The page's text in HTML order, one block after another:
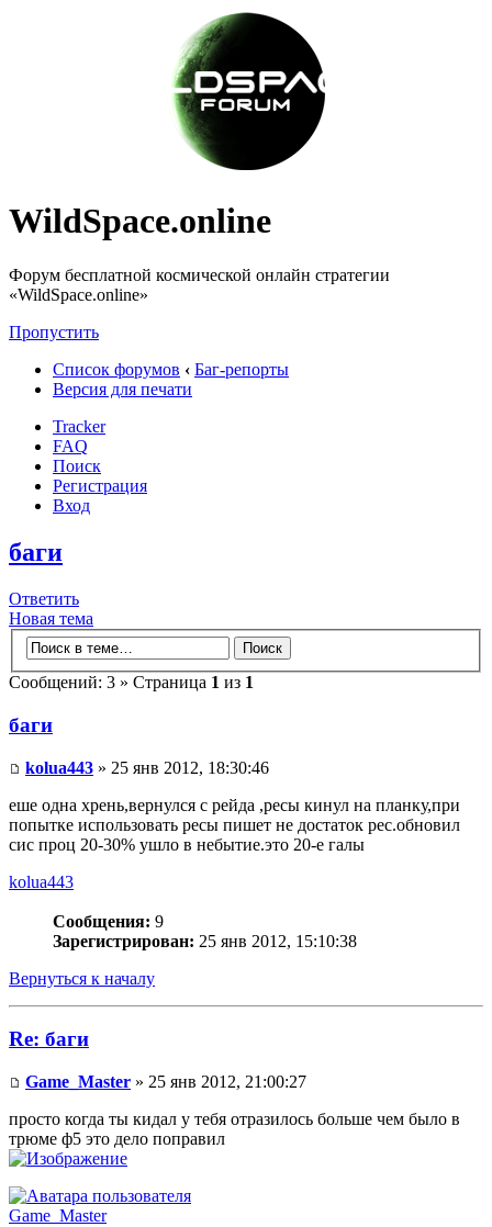
WildSpace.online
Форум бесплатной космической онлайн стратегии
«WildSpace.online»
Пропустить
Список форумов ‹ Баг-репорты
Версия для печати
Tracker
FAQ
Поиск
Регистрация
Вход
баги
Ответить
Новая тема
Сообщений: 3 » Страница 1 из 1
баги
kolua443 » 25 янв 2012, 18:30:46
еше одна хрень,вернулся с рейда ,ресы кинул на планку,при
попытке использовать ресы пишет не достаток рес.обновил
сис проц 20-30% ушло в небытие.это 20-е галы
kolua443
Сообщения: 9
Зарегистрирован: 25 янв 2012, 15:10:38
Вернуться к началу
Re: баги
Game_Master » 25 янв 2012, 21:00:27
просто когда ты кидал у тебя отразилось больше чем было в
трюме ф5 это дело поправил
Game_Master